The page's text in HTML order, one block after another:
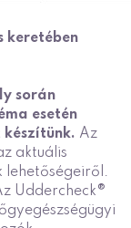
keretében
során
esetén
készítünk. Az
aktuális
lehetőségeiről.
Uddercheck®